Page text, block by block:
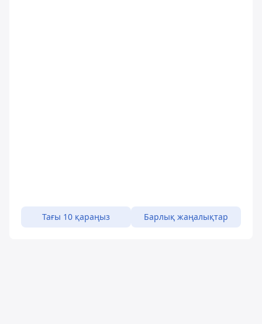
Тағы 10 қараңыз Барлық жаңалықтар